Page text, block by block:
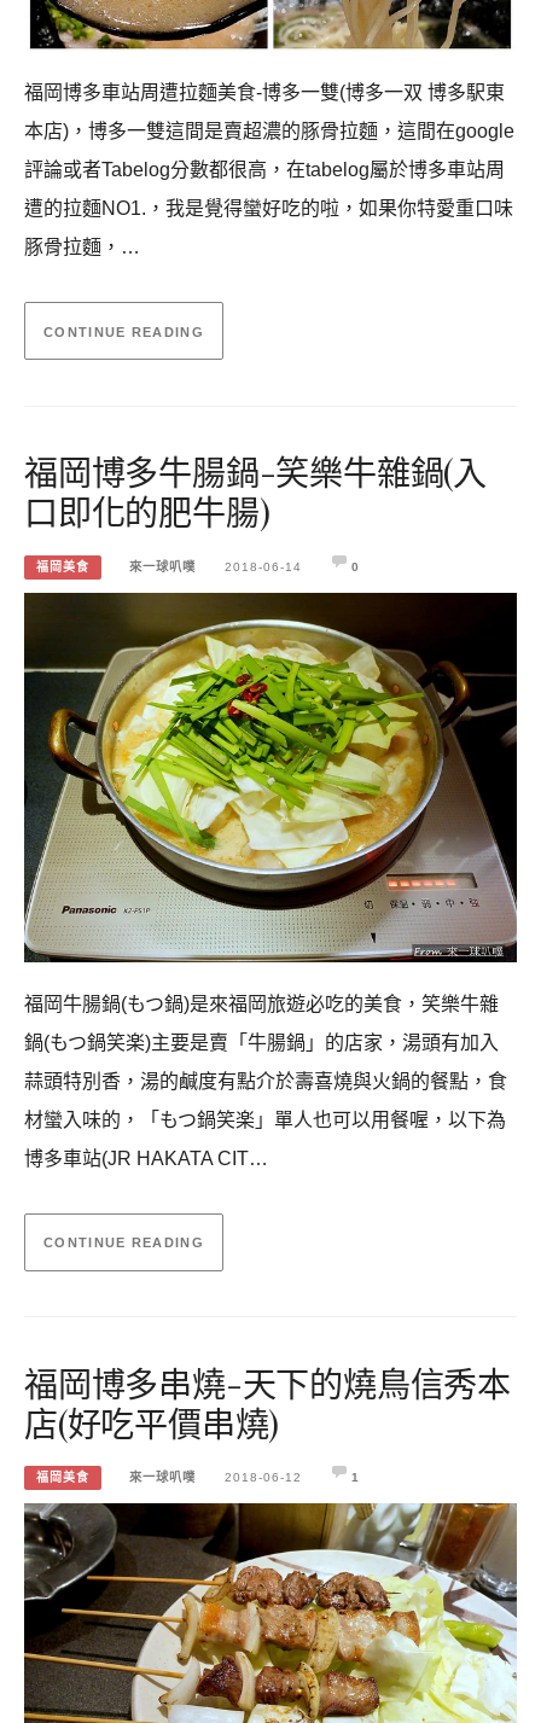
福岡博多車站周遭拉麵美食-博多一雙(博多一双 博多駅東
本店)，博多一雙這間是賣超濃的豚骨拉麵，這間在google
評論或者Tabelog分數都很高，在tabelog屬於博多車站周
遭的拉麵NO1.，我是覺得蠻好吃的啦，如果你特愛重口味
豚骨拉麵，…
CONTINUE READING
福岡博多牛腸鍋-笑樂牛雜鍋(入
口即化的肥牛腸)
福岡美食 來一球叭噗 2018-06-14 0
福岡牛腸鍋(もつ鍋)是來福岡旅遊必吃的美食，笑樂牛雜
鍋(もつ鍋笑楽)主要是賣「牛腸鍋」的店家，湯頭有加入
蒜頭特別香，湯的鹹度有點介於壽喜燒與火鍋的餐點，食
材蠻入味的，「もつ鍋笑楽」單人也可以用餐喔，以下為
博多車站(JR HAKATA CIT…
CONTINUE READING
福岡博多串燒-天下的燒鳥信秀本
店(好吃平價串燒)
福岡美食 來一球叭噗 2018-06-12 1